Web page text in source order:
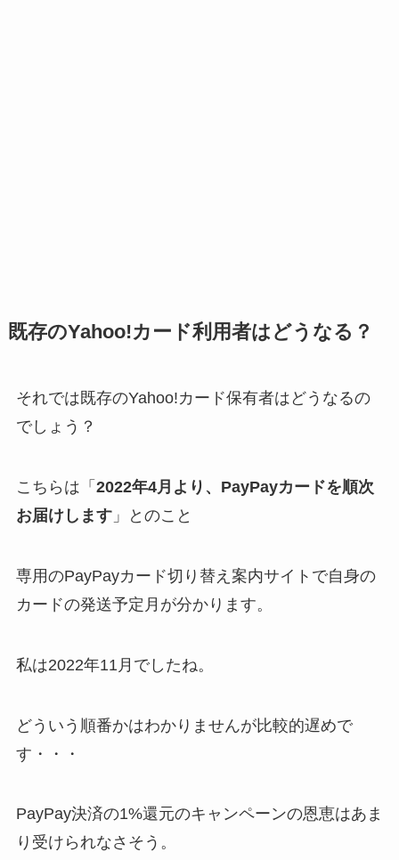
既存のYahoo!カード利用者はどうなる？
それでは既存のYahoo!カード保有者はどうなるの
でしょう？
こちらは「 2022年4月より、PayPayカードを順次
お届けします」とのこと
専用のPayPayカード切り替え案内サイトで自身の
カードの発送予定月が分かります。
私は2022年11月でしたね。
どういう順番かはわかりませんが比較的遅めで
す・・・
PayPay決済の1%還元のキャンペーンの恩恵はあま
り受けられなさそう。